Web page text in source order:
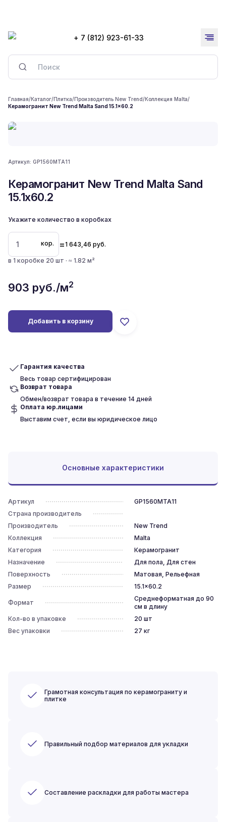
+ 7 (812) 923-61-33
Главная/Каталог/Плитка/Производитель New Trend/Коллекция Malta/
Керамогранит New Trend Malta Sand 15.1x60.2
Артикул: GP1560MTA11
Керамогранит New Trend Malta Sand
15.1x60.2
Укажите количество в коробках
кор. =1 643,46 руб.
в 1 коробке 20 шт · ≈ 1.82 м²
903 руб./м2
Добавить в корзину
Гарантия качества
Весь товар сертифицирован
Возврат товара
Обмен/возврат товара в течение 14 дней
Оплата юр.лицами
Выставим счет, если вы юридическое лицо
Основные характеристики
Артикул
GP1560MTA11
Страна производитель
Производитель
New Trend
Коллекция
Malta
Категория
Керамогранит
Назначение
Для пола, Для стен
Поверхность
Матовая, Рельефная
Размер
15.1x60.2
Формат
Среднеформатная до 90
см в длину
Кол-во в упаковке
20 шт
Вес упаковки
27 кг
Грамотная консультация по керамограниту и
плитке
Правильный подбор материалов для укладки
Составление раскладки для работы мастера